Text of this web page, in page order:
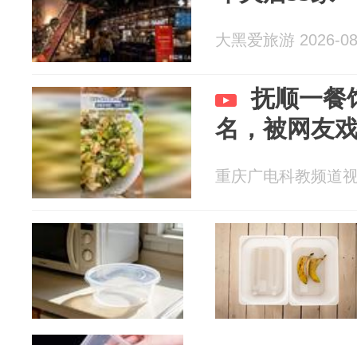
大黑爱旅游 2026-
抚顺一餐
名，被网友
重庆广电科教频道